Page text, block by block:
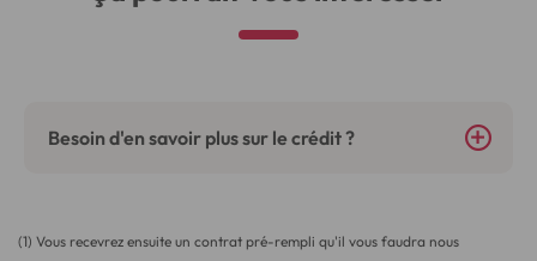
Besoin d'en savoir plus sur le crédit ?
(1) Vous recevrez ensuite un contrat pré-rempli qu'il vous faudra nous